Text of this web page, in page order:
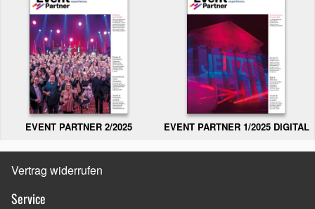
EVENT PARTNER 2/2025 EVENT PARTNER 1/2025 DIGITAL
Vertrag widerrufen
Service